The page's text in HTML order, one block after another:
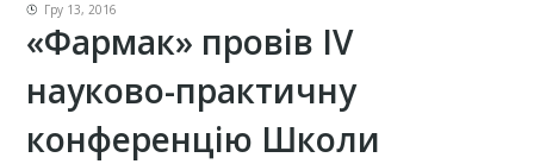
Гру 13, 2016
«Фармак» провів ІV
науково-практичну
конференцію Школи